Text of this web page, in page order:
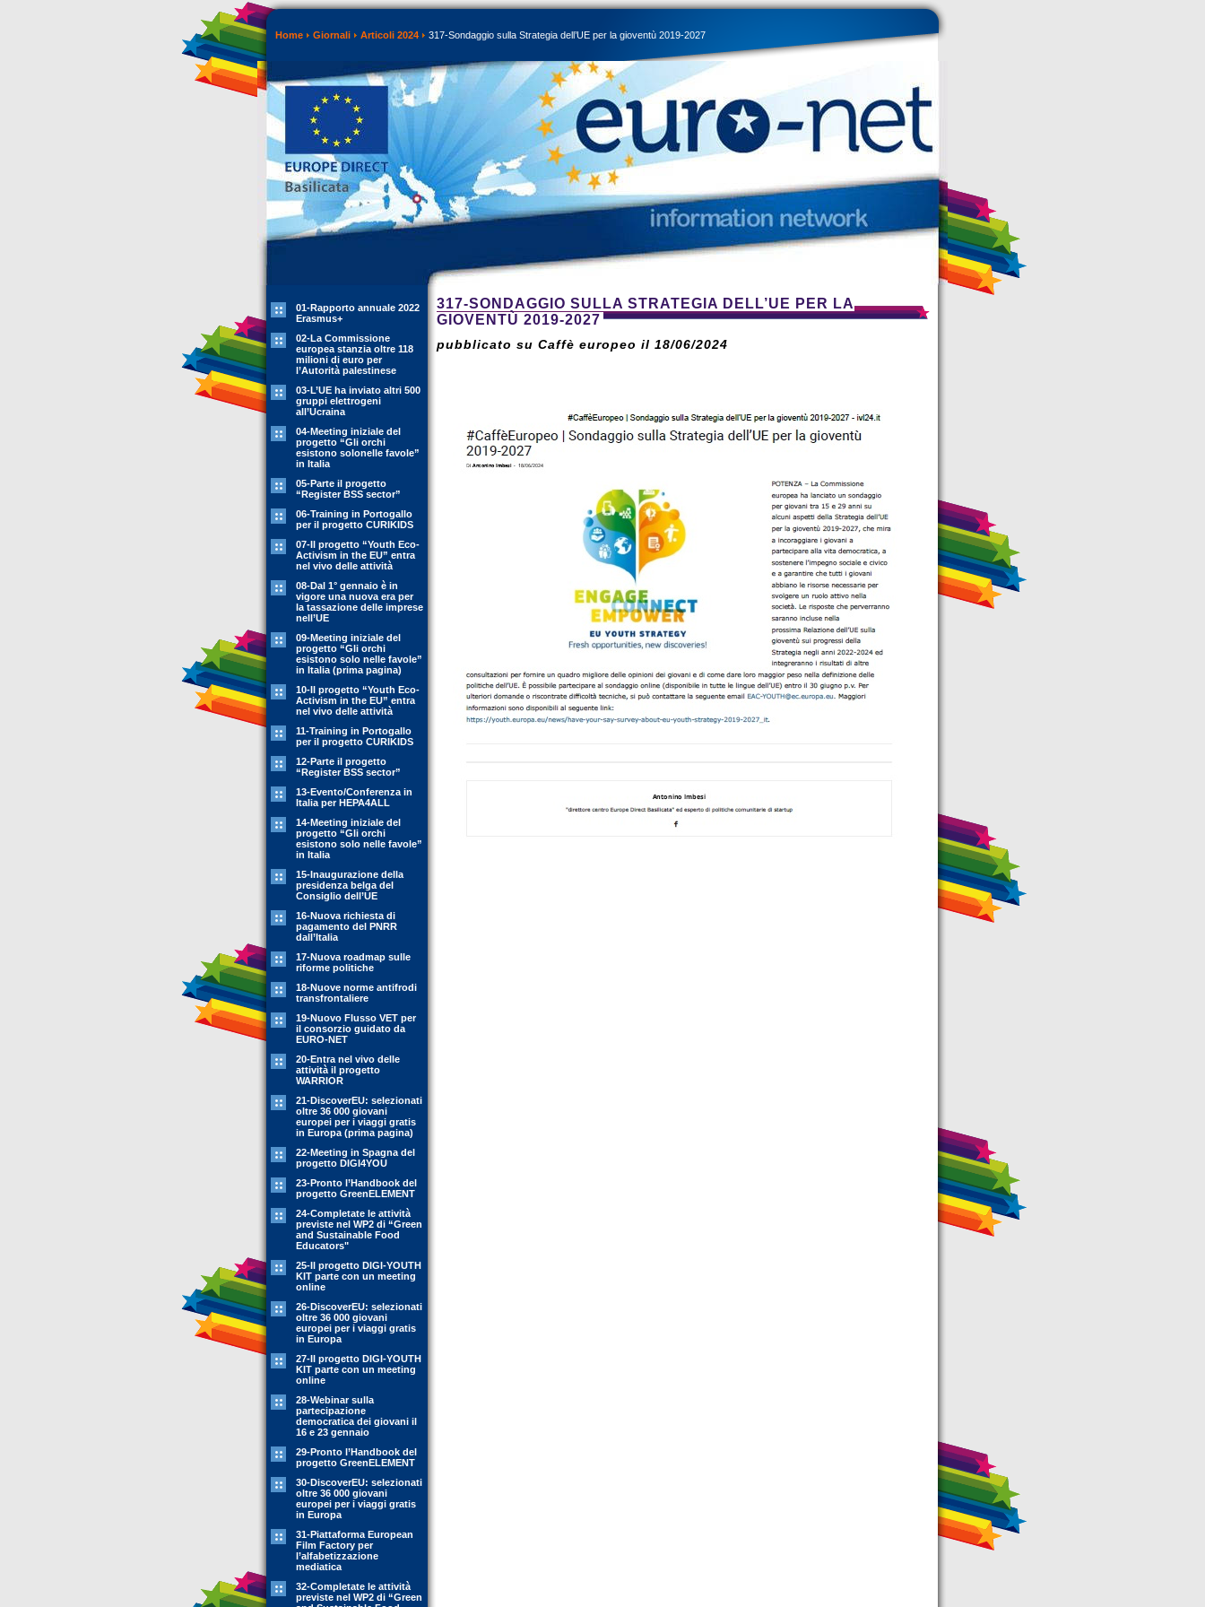
Home Giornali Articoli 2024 317-Sondaggio sulla Strategia dell’UE per la gioventù 2019-2027
01-Rapporto annuale 2022
Erasmus+
02-La Commissione
europea stanzia oltre 118
milioni di euro per
l’Autorità palestinese
03-L’UE ha inviato altri 500
gruppi elettrogeni
all’Ucraina
04-Meeting iniziale del
progetto “Gli orchi
esistono solonelle favole”
in Italia
05-Parte il progetto
“Register BSS sector”
06-Training in Portogallo
per il progetto CURIKIDS
07-Il progetto “Youth Eco-
Activism in the EU” entra
nel vivo delle attività
08-Dal 1° gennaio è in
vigore una nuova era per
la tassazione delle imprese
nell’UE
09-Meeting iniziale del
progetto “Gli orchi
esistono solo nelle favole”
in Italia (prima pagina)
10-Il progetto “Youth Eco-
Activism in the EU” entra
nel vivo delle attività
11-Training in Portogallo
per il progetto CURIKIDS
12-Parte il progetto
“Register BSS sector”
13-Evento/Conferenza in
Italia per HEPA4ALL
14-Meeting iniziale del
progetto “Gli orchi
esistono solo nelle favole”
in Italia
15-Inaugurazione della
presidenza belga del
Consiglio dell’UE
16-Nuova richiesta di
pagamento del PNRR
dall’Italia
17-Nuova roadmap sulle
riforme politiche
18-Nuove norme antifrodi
transfrontaliere
19-Nuovo Flusso VET per
il consorzio guidato da
EURO-NET
20-Entra nel vivo delle
attività il progetto
WARRIOR
21-DiscoverEU: selezionati
oltre 36 000 giovani
europei per i viaggi gratis
in Europa (prima pagina)
22-Meeting in Spagna del
progetto DIGI4YOU
23-Pronto l’Handbook del
progetto GreenELEMENT
24-Completate le attività
previste nel WP2 di “Green
and Sustainable Food
Educators"
25-Il progetto DIGI-YOUTH
KIT parte con un meeting
online
26-DiscoverEU: selezionati
oltre 36 000 giovani
europei per i viaggi gratis
in Europa
27-Il progetto DIGI-YOUTH
KIT parte con un meeting
online
28-Webinar sulla
partecipazione
democratica dei giovani il
16 e 23 gennaio
29-Pronto l’Handbook del
progetto GreenELEMENT
30-DiscoverEU: selezionati
oltre 36 000 giovani
europei per i viaggi gratis
in Europa
31-Piattaforma European
Film Factory per
l’alfabetizzazione
mediatica
32-Completate le attività
previste nel WP2 di “Green
317-SONDAGGIO SULLA STRATEGIA DELL’UE PER LA
GIOVENTÙ 2019-2027
pubblicato su Caffè europeo il 18/06/2024